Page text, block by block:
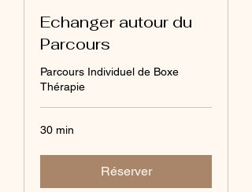
Echanger autour du
Parcours
Parcours Individuel de Boxe
Thérapie
30 min
Réserver